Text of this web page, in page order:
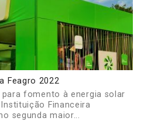
Feagro 2022
fomento à energia solar
Financeira
segunda maior...